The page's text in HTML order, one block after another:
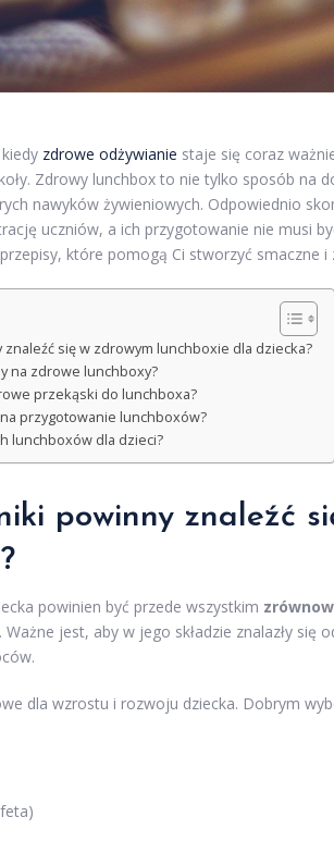
zdrowe odżywianie staje się coraz
Zdrowy lunchbox to nie tylko sposób na
nawyków żywieniowych. Odpowiednio
uczniów, a ich przygotowanie nie musi
które pomogą Ci stworzyć smaczne
znaleźć się w zdrowym lunchboxie dla dziecka?
na zdrowe lunchboxy?
przekąski do lunchboxa?
przygotowanie lunchboxów?
lunchboxów dla dzieci?
powinny znaleźć
powinien być przede wszystkim
Ważne jest, aby w jego składzie znalazły
dla wzrostu i rozwoju dziecka. Dobrym